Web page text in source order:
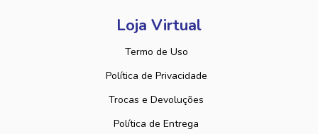
Loja Virtual
Termo de Uso
Política de Privacidade
Trocas e Devoluções
Política de Entrega